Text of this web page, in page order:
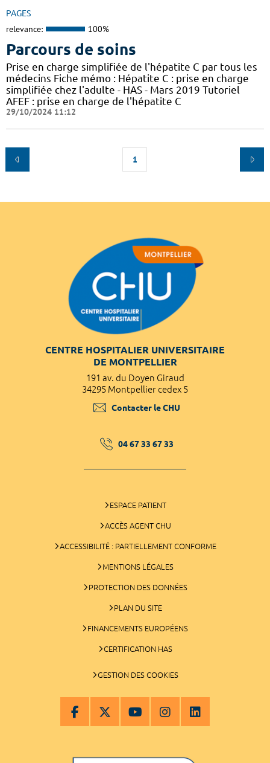
PAGES
relevance: 100%
Parcours de soins
Prise en charge simplifiée de l'hépatite C par tous les
médecins Fiche mémo : Hépatite C : prise en charge
simplifiée chez l'adulte - HAS - Mars 2019 Tutoriel
AFEF : prise en charge de l'hépatite C
29/10/2024 11:12
1
CENTRE HOSPITALIER UNIVERSITAIRE
DE MONTPELLIER
191 av. du Doyen Giraud
34295 Montpellier cedex 5
Contacter le CHU
04 67 33 67 33
ESPACE PATIENT
ACCÈS AGENT CHU
ACCESSIBILITÉ : PARTIELLEMENT CONFORME
MENTIONS LÉGALES
PROTECTION DES DONNÉES
PLAN DU SITE
FINANCEMENTS EUROPÉENS
CERTIFICATION HAS
GESTION DES COOKIES